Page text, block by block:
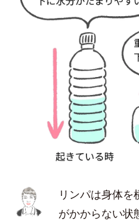
リンパは身体
がかからない状